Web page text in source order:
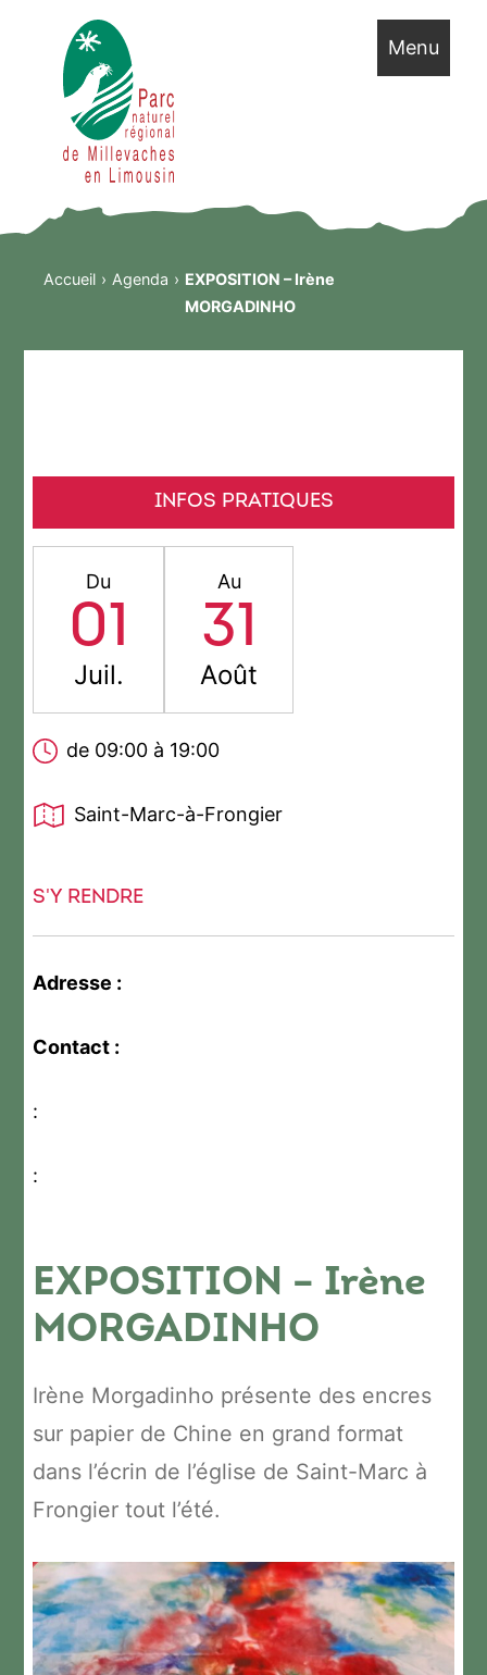
Menu
Accueil Agenda
EXPOSITION – Irène
MORGADINHO
INFOS PRATIQUES
Du
01
Juil.
Au
31
Août
de 09:00 à 19:00
Saint-Marc-à-Frongier
S'Y RENDRE
Adresse :
Contact :
:
:
EXPOSITION – Irène
MORGADINHO
Irène Morgadinho présente des encres
sur papier de Chine en grand format
dans l’écrin de l’église de Saint-Marc à
Frongier tout l’été.